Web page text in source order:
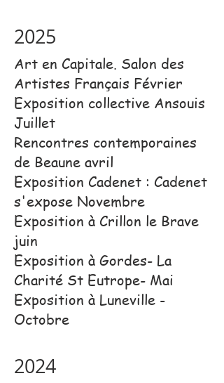
2025
Art en Capitale. Salon des
Artistes Français Février
Exposition collective Ansouis
Juillet
Rencontres contemporaines
de Beaune avril
Exposition Cadenet : Cadenet
s'expose Novembre
Exposition à Crillon le Brave
juin
Exposition à Gordes- La
Charité St Eutrope- Mai
Exposition à Luneville -
Octobre
2024